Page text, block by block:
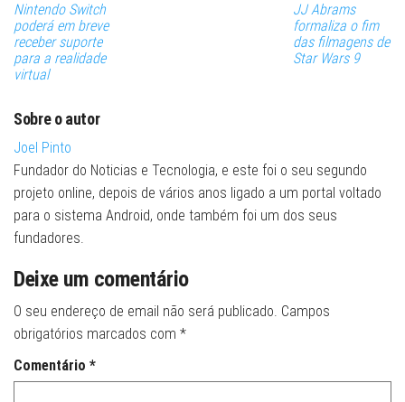
Nintendo Switch
poderá em breve
receber suporte
para a realidade
virtual
JJ Abrams
formaliza o fim
das filmagens de
Star Wars 9
Sobre o autor
Joel Pinto
Fundador do Noticias e Tecnologia, e este foi o seu segundo
projeto online, depois de vários anos ligado a um portal voltado
para o sistema Android, onde também foi um dos seus
fundadores.
Deixe um comentário
O seu endereço de email não será publicado. Campos
obrigatórios marcados com *
Comentário *